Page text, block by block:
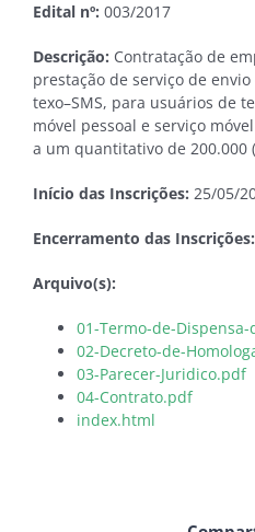
Edital nº: 003/2017
Descrição: Contratação de
prestação de serviço de
texo–SMS, para usuários de
móvel pessoal e serviço
a um quantitativo de 200.000
Início das Inscrições: 25/05/
Encerramento das Inscrições:
Arquivo(s):
01-Termo-de-
02-Decreto-de-
03-Parecer-Juridico.pdf
04-Contrato.pdf
index.html